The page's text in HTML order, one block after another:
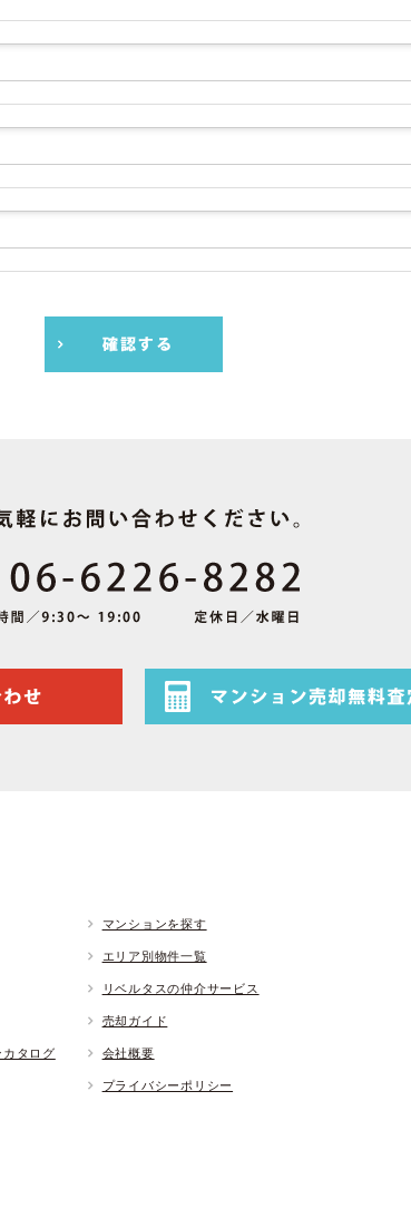
マンションを探す
エリア別物件一覧
リベルタスの仲介サービス
売却ガイド
タログ 会社概要
プライバシーポリシー